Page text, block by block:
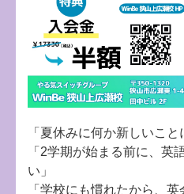
「夏休みに何か新しいこと
「2学期が始まる前に、英
い」
「学校にも慣れたから、